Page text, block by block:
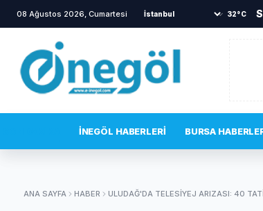
08 Ağustos 2026, Cumartesi 32°C
İnegöl’de
İNEGÖL HABERLERI BURSA
ANA SAYFA HABER ULUDAĞ'DA TELESIYEJ ARIZASI: 40